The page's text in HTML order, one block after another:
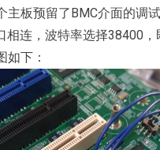
主板预留了BMC介面的调
相连，波特率选择38400，
如下：